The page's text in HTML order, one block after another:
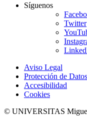
Síguenos
Twitter
Aviso Legal
Protección de Datos
Accesibilidad
Cookies
© UNIVERSITAS